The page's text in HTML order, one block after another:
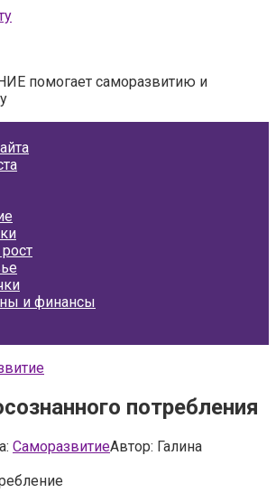
помогает саморазвитию и
и финансы
потребления
СаморазвитиеАвтор: Галина